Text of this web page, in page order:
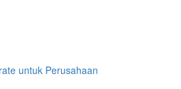
untuk Perusahaan